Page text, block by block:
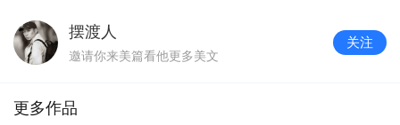
摆渡人
邀请你来美篇看他更多美文
关注
更多作品